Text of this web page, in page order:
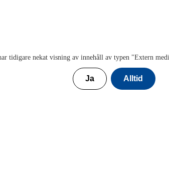
tidigare nekat visning av innehåll av typen "Extern
Ja Alltid